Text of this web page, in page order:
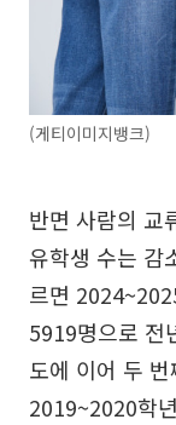
(게티이미지뱅크)
반면 사람의 교
유학생 수는 감
르면
5919명으로 전
도에 이어 두
2019~2020학